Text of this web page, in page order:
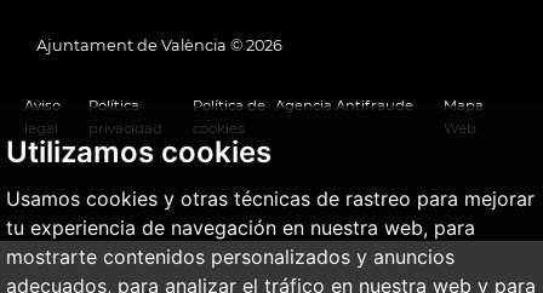
Utilizamos cookies
Usamos cookies y otras técnicas de rastreo para mejorar
tu experiencia de navegación en nuestra web, para
mostrarte contenidos personalizados y anuncios
adecuados, para analizar el tráfico en nuestra web y para
Ajuntament de València © 2026
Aviso
legal
Política
privacidad
Política de
cookies
Agencia Antifraude
Mapa
Web